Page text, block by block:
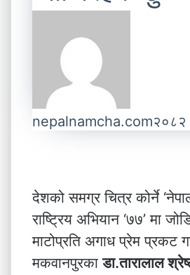
nepalnamcha.com२०८२
देशको समग्र चित्र कोर्ने
राष्ट्रिय अभियान ‘७७’ मा
माटोप्रति अगाध प्रेम प्रकट
मकवानपुरकाडा.तारालाल